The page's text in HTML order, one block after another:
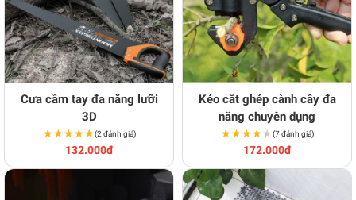
Cưa cầm tay đa năng lưỡi
3D
★★★★★
★★★★★(2 đánh giá)
132.000đ
Kéo cắt ghép cành cây đa
năng chuyên dụng
★★★★★
★★★★★(7 đánh giá)
172.000đ